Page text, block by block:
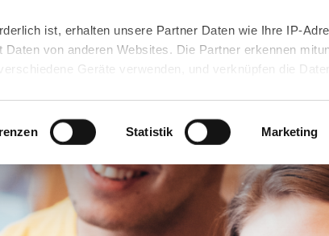
ist, erhalten unsere Partner Daten wie Ihre IP-
von anderen Websites. Die Partner erkennen
Geräte verwenden, und verknüpfen die Daten
führen kann.
Datenschutzhinweisenund in unsererCookie-
für diese Zwecke aktiviert sind, müssen Sie
mittels nachfolgender Buttons über Ihre Einwilligung für
Einwilligung stets für die Zukunft widerrufen. Bitte
Statistik Marketing